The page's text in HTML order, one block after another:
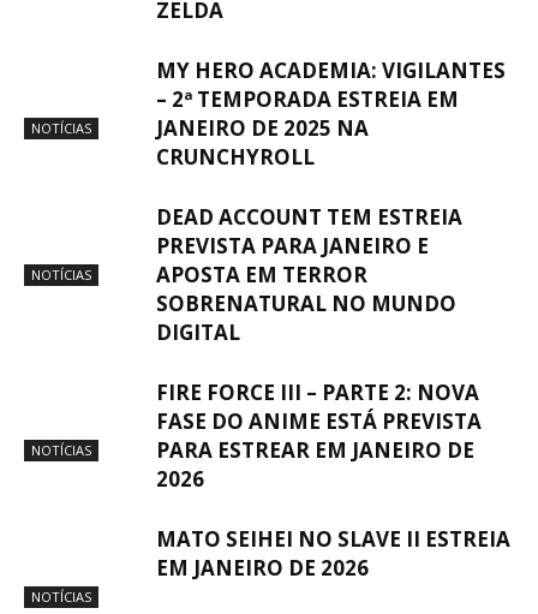
ZELDA
NOTÍCIAS
MY HERO ACADEMIA: VIGILANTES
– 2ª TEMPORADA ESTREIA EM
JANEIRO DE 2025 NA
CRUNCHYROLL
NOTÍCIAS
DEAD ACCOUNT TEM ESTREIA
PREVISTA PARA JANEIRO E
APOSTA EM TERROR
SOBRENATURAL NO MUNDO
DIGITAL
NOTÍCIAS
FIRE FORCE III – PARTE 2: NOVA
FASE DO ANIME ESTÁ PREVISTA
PARA ESTREAR EM JANEIRO DE
2026
NOTÍCIAS
MATO SEIHEI NO SLAVE II ESTREIA
EM JANEIRO DE 2026